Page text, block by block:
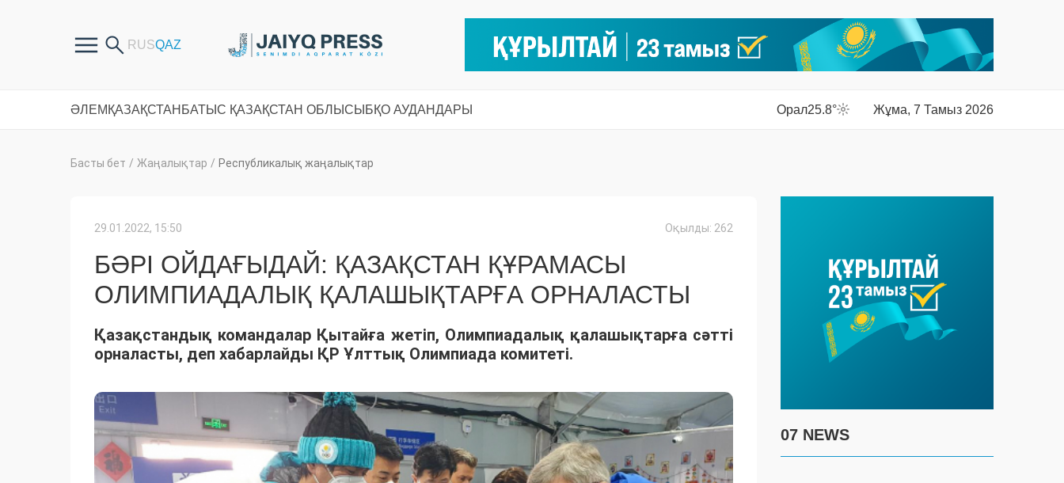
ӘЛЕМ ҚАЗАҚСТАН БАТЫС ҚАЗАҚСТАН ОБЛЫСЫ БҚО АУДАНДАРЫ Орал25.8° Жұма, 7 Тамыз 2026
Басты бет / Жаңалықтар / Республикалық жаңалықтар
29.01.2022, 15:50 Оқылды: 262
БӘРІ ОЙДАҒЫДАЙ: ҚАЗАҚСТАН ҚҰРАМАСЫ
ОЛИМПИAДАЛЫҚ ҚАЛАШЫҚТАРҒА ОРНАЛАСТЫ
Қазақстандық командалар Қытайға жетіп, Олимпиадалық қалашықтарға сәтті
орналасты, деп хабарлайды ҚР Ұлттық Олимпиада комитеті.
07 NEWS